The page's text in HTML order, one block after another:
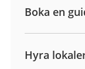
Boka en
Hyra